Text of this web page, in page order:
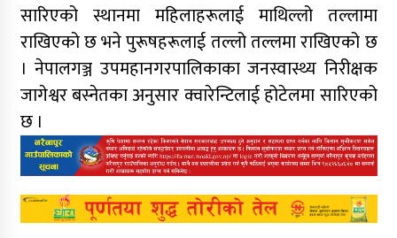
सारिएको स्थानमा महिलाहरूलाई माथिल्लो तल्लामा
राखिएको छ भने पुरूषहरूलाई तल्लो तल्लमा राखिएको छ
। नेपालगञ्ज उपमहानगरपालिकाका जनस्वास्थ्य निरीक्षक
जागेश्वर बस्नेतका अनुसार क्वारेन्टिलाई होटेलमा सारिएको
छ ।